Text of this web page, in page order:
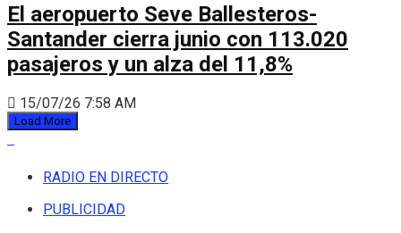
El aeropuerto Seve Ballesteros-
Santander cierra junio con 113.020
pasajeros y un alza del 11,8%
15/07/26 7:58 AM
Load More
RADIO EN DIRECTO
PUBLICIDAD